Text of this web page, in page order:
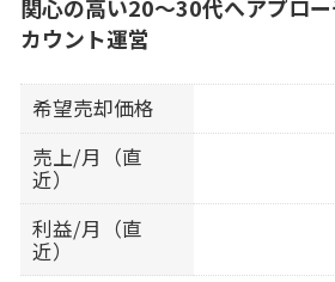
関心の高い20〜30代へアプロ
カウント運営
希望売却価格
売上/月（直
近）
利益/月（直
近）